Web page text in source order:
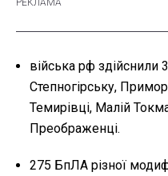
війська рф здійснили
Степногірську,
Темирівці, Малій
Преображенці.
275 БпЛА різної